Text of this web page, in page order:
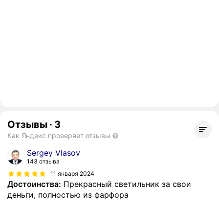
Отзывы · 3
Как Яндекс проверяет отзывы
Sergey Vlasov
143 отзыва
11 января 2024
Достоинства: Прекрасный светильник за свои
деньги, полностью из фарфора